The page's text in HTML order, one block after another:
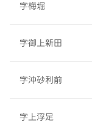
字梅堀
字御上新田
字沖砂利前
字上浮足